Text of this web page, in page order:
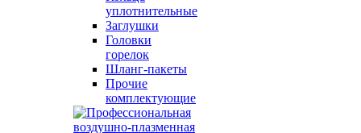
уплотнительные
Заглушки
Головки
горелок
Шланг-пакеты
Прочие
комплектующие